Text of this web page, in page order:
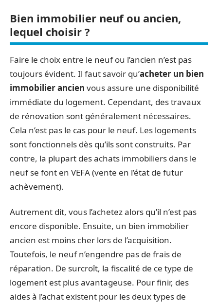
Bien immobilier neuf ou ancien,
lequel choisir ?
Faire le choix entre le neuf ou l’ancien n’est pas
toujours évident. Il faut savoir qu’acheter un bien
immobilier ancien vous assure une disponibilité
immédiate du logement. Cependant, des travaux
de rénovation sont généralement nécessaires.
Cela n’est pas le cas pour le neuf. Les logements
sont fonctionnels dès qu’ils sont construits. Par
contre, la plupart des achats immobiliers dans le
neuf se font en VEFA (vente en l’état de futur
achèvement).
Autrement dit, vous l’achetez alors qu’il n’est pas
encore disponible. Ensuite, un bien immobilier
ancien est moins cher lors de l’acquisition.
Toutefois, le neuf n’engendre pas de frais de
réparation. De surcroît, la fiscalité de ce type de
logement est plus avantageuse. Pour finir, des
aides à l’achat existent pour les deux types de